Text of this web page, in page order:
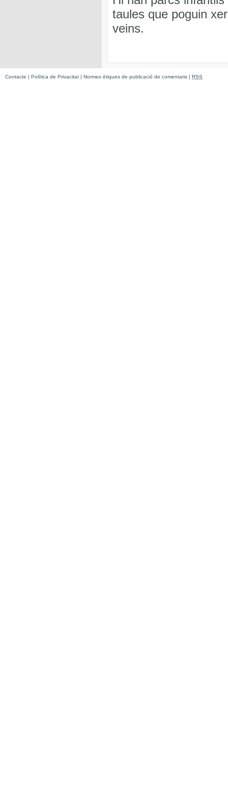
taules que poguin
veins.
Contacte | Política de Privacitat | Normes ètiques de publicació de comentaris | RSS